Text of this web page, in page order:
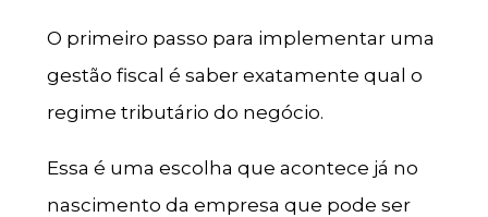
O primeiro passo para implementar uma
gestão fiscal é saber exatamente qual o
regime tributário do negócio.
Essa é uma escolha que acontece já no
nascimento da empresa que pode ser